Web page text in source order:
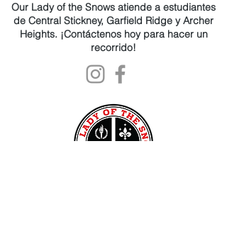
Our Lady of the Snows atiende a estudiantes
de Central Stickney, Garfield Ridge y Archer
Heights. ¡Contáctenos hoy para hacer un
recorrido!